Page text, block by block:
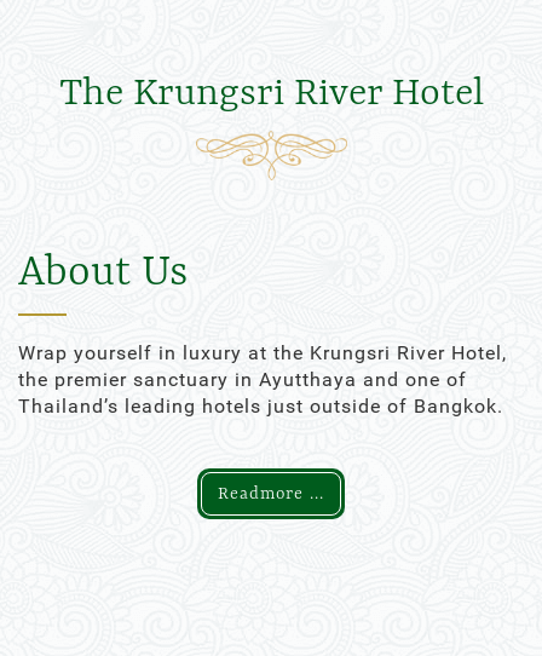
The Krungsri River Hotel
About Us
Wrap yourself in luxury at the Krungsri River Hotel,
the premier sanctuary in Ayutthaya and one of
Thailand’s leading hotels just outside of Bangkok.
Readmore ...